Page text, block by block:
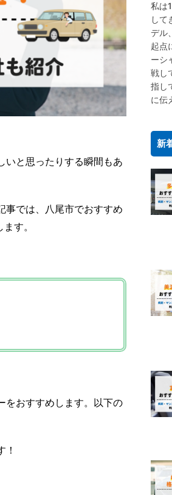
いと思ったりする瞬間もあ
事では、八尾市でおすすめ
す。
をおすすめします。以下の
！
私は
して
デル
起点
ーシ
戦し
指し
に伝
新